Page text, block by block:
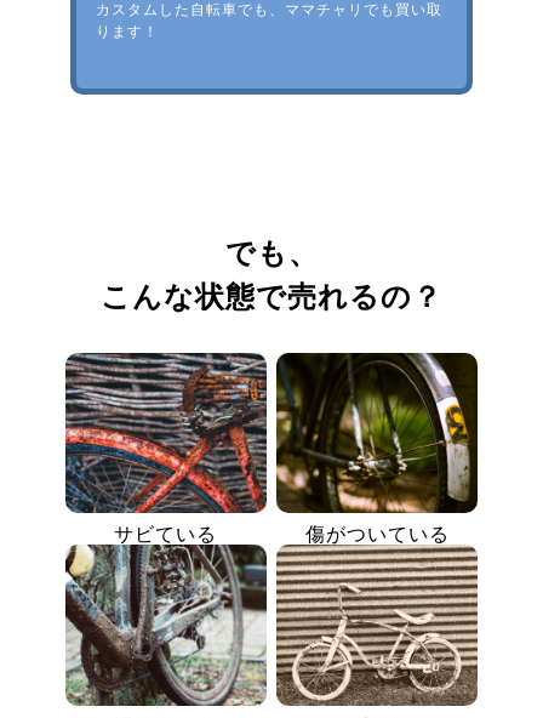
カスタムした自転車でも、ママチャリでも買い取
ります！
でも、
こんな状態で売れるの？
サビている 傷がついている